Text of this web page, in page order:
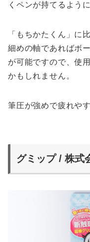
くペンが持てるよう
「もちかたくん」に
細めの軸であればボ
が可能ですので、使
かもしれません。
筆圧が強めで疲れや
グミップ / 株式